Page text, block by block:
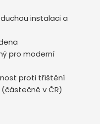
instalaci a
pro moderní
proti tříštění
v ČR)